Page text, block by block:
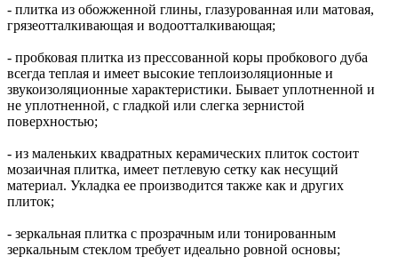
- плитка из обожженной глины, глазурованная или матовая,
грязеотталкивающая и водоотталкивающая;
- пробковая плитка из прессованной коры пробкового дуба
всегда теплая и имеет высокие теплоизоляционные и
звукоизоляционные характеристики. Бывает уплотненной и
не уплотненной, с гладкой или слегка зернистой
поверхностью;
- из маленьких квадратных керамических плиток состоит
мозаичная плитка, имеет петлевую сетку как несущий
материал. Укладка ее производится также как и других
плиток;
- зеркальная плитка с прозрачным или тонированным
зеркальным стеклом требует идеально ровной основы;